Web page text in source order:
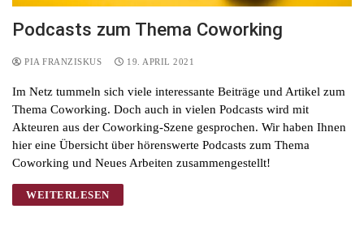
Podcasts zum Thema Coworking
PIA FRANZISKUS 19. APRIL 2021
Im Netz tummeln sich viele interessante Beiträge und Artikel zum
Thema Coworking. Doch auch in vielen Podcasts wird mit
Akteuren aus der Coworking-Szene gesprochen. Wir haben Ihnen
hier eine Übersicht über hörenswerte Podcasts zum Thema
Coworking und Neues Arbeiten zusammengestellt!
WEITERLESEN